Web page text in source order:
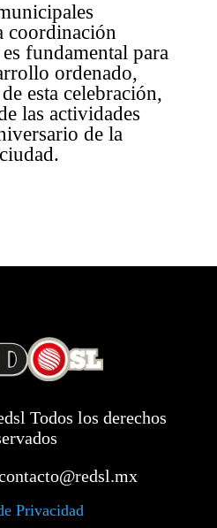
coordinación
fundamental para
ordenado,
esta celebración,
las actividades
de la
Todos los derechos
Privacidad